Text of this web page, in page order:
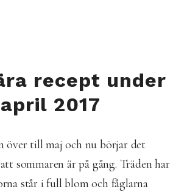
recept under
april 2017
över till maj och nu börjar det
sommaren är på gång. Träden har
står i full blom och fåglarna